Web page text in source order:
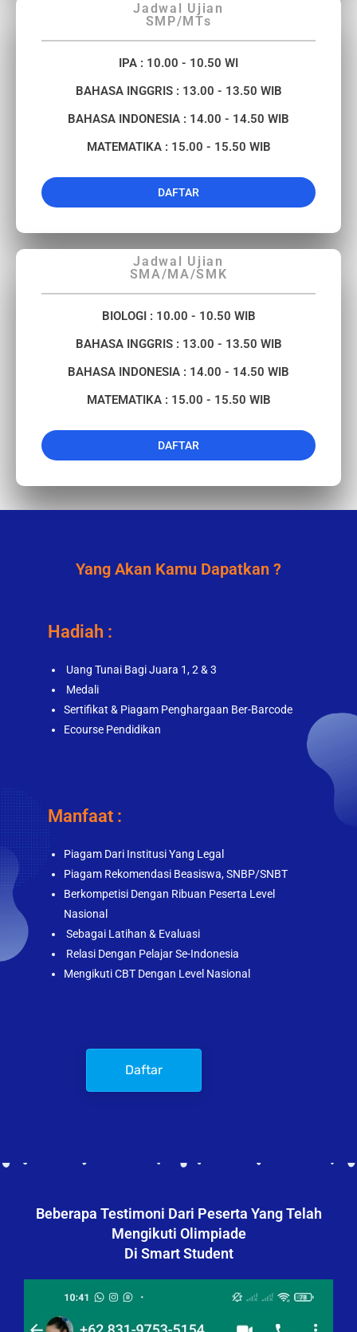
Jadwal Ujian
SMP/MTs
IPA : 10.00 - 10.50 WI
BAHASA INGGRIS : 13.00 - 13.50 WIB
BAHASA INDONESIA : 14.00 - 14.50 WIB
MATEMATIKA : 15.00 - 15.50 WIB
DAFTAR
Jadwal Ujian
SMA/MA/SMK
BIOLOGI : 10.00 - 10.50 WIB
BAHASA INGGRIS : 13.00 - 13.50 WIB​
BAHASA INDONESIA : 14.00 - 14.50 WIB​
MATEMATIKA : 15.00 - 15.50 WIB​
DAFTAR
Yang Akan Kamu Dapatkan ?
Hadiah :
Uang Tunai Bagi Juara 1, 2 & 3
Medali
Sertifikat & Piagam Penghargaan Ber-Barcode
Ecourse Pendidikan
Manfaat :
Piagam Dari Institusi Yang Legal
Piagam Rekomendasi Beasiswa, SNBP/SNBT
Berkompetisi Dengan Ribuan Peserta Level
Nasional
Sebagai Latihan & Evaluasi
Relasi Dengan Pelajar Se-Indonesia
Mengikuti CBT Dengan Level Nasional
Daftar
Beberapa Testimoni Dari Peserta Yang Telah
Mengikuti Olimpiade
Di Smart Student